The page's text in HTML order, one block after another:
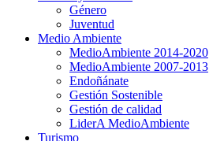
Género
Juventud
Medio Ambiente
MedioAmbiente 2014-2020
MedioAmbiente 2007-2013
Endoñánate
Gestión Sostenible
Gestión de calidad
LiderA MedioAmbiente
Turismo